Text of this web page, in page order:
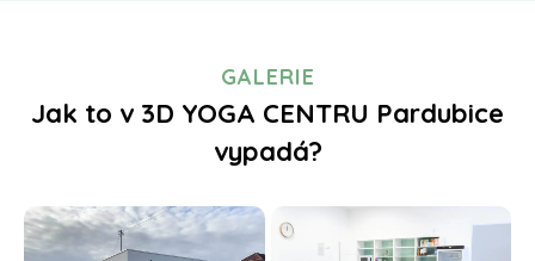
GALERIE
Jak to v 3D YOGA CENTRU Pardubice
vypadá?